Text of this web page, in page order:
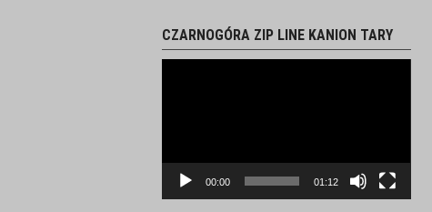
CZARNOGÓRA ZIP LINE KANION TARY
00:00 01:12